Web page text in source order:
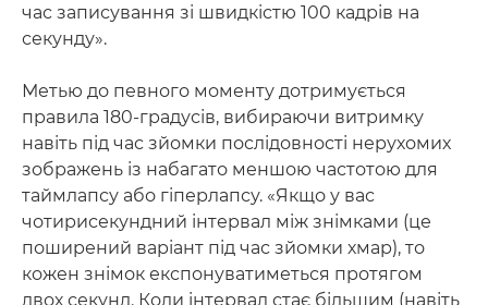
час записування зі швидкістю 100 кадрів на
секунду».
Метью до певного моменту дотримується
правила 180-градусів, вибираючи витримку
навіть під час зйомки послідовності нерухомих
зображень із набагато меншою частотою для
таймлапсу або гіперлапсу. «Якщо у вас
чотирисекундний інтервал між знімками (це
поширений варіант під час зйомки хмар), то
кожен знімок експонуватиметься протягом
двох секунд. Коли інтервал стає більшим (навіть